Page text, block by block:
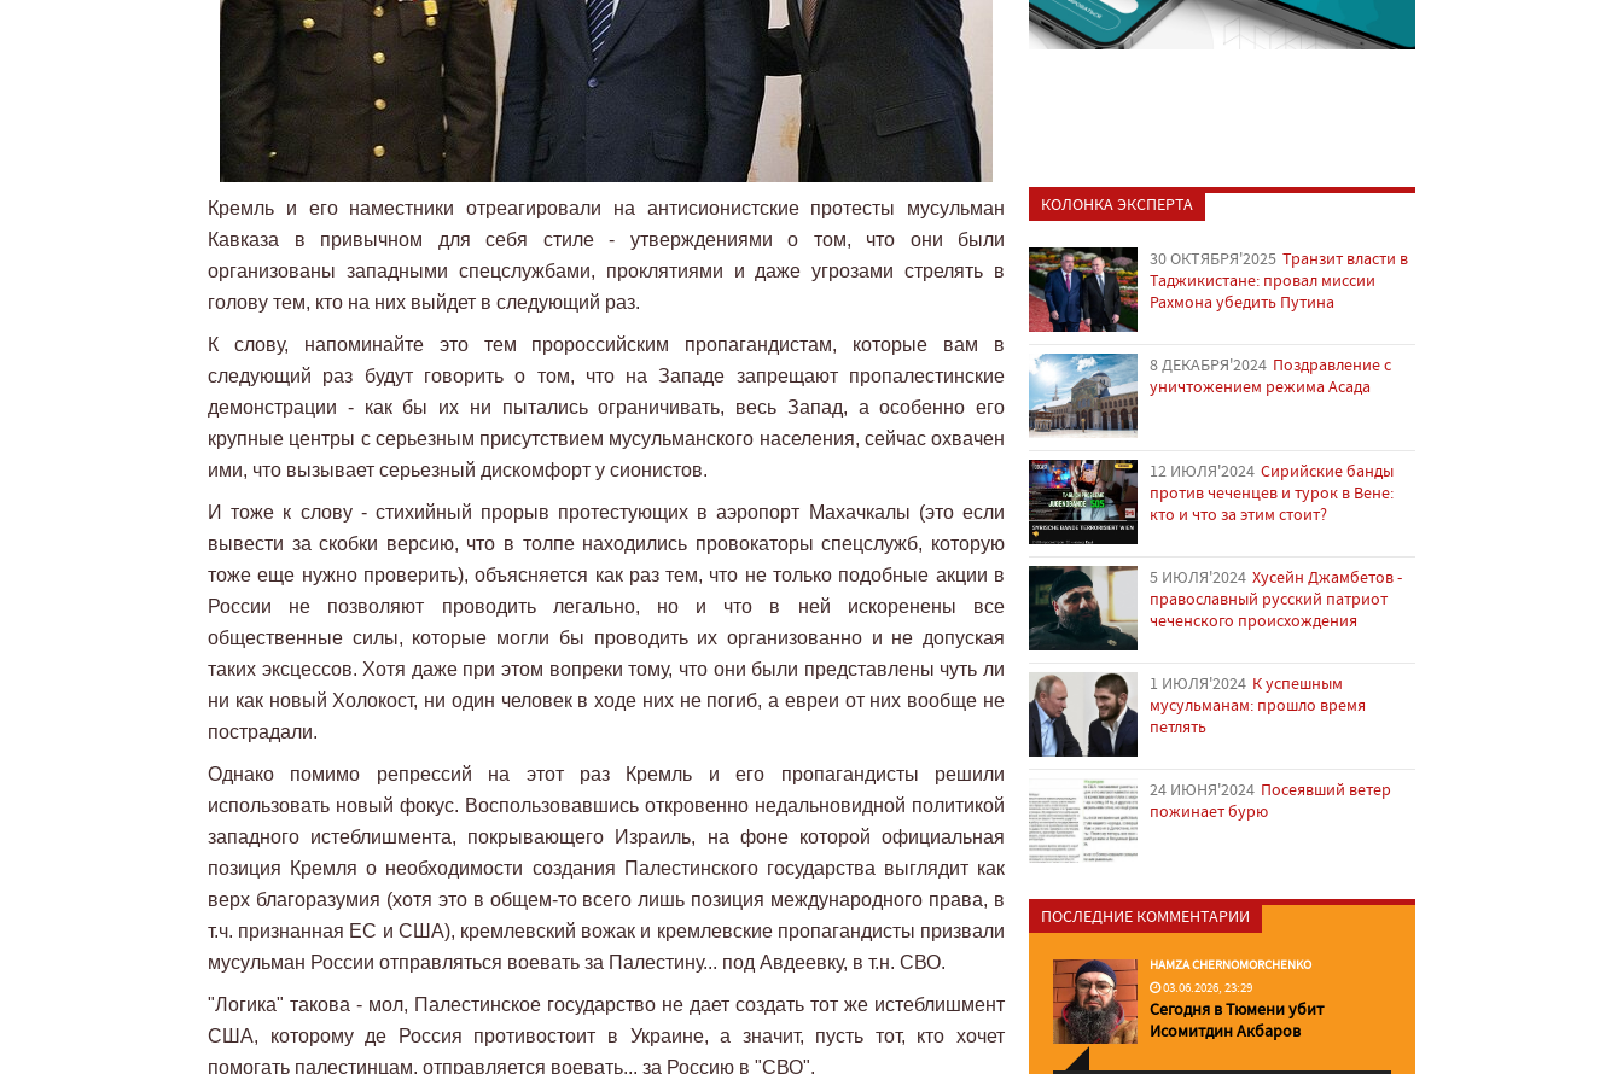
Кремль и его наместники отреагировали на антисионистские протесты мусульман
Кавказа в привычном для себя стиле - утверждениями о том, что они были
организованы западными спецслужбами, проклятиями и даже угрозами стрелять в
голову тем, кто на них выйдет в следующий раз.
К слову, напоминайте это тем пророссийским пропагандистам, которые вам в
следующий раз будут говорить о том, что на Западе запрещают пропалестинские
демонстрации - как бы их ни пытались ограничивать, весь Запад, а особенно его
крупные центры с серьезным присутствием мусульманского населения, сейчас охвачен
ими, что вызывает серьезный дискомфорт у сионистов.
И тоже к слову - стихийный прорыв протестующих в аэропорт Махачкалы (это если
вывести за скобки версию, что в толпе находились провокаторы спецслужб, которую
тоже еще нужно проверить), объясняется как раз тем, что не только подобные акции в
России не позволяют проводить легально, но и что в ней искоренены все
общественные силы, которые могли бы проводить их организованно и не допуская
таких эксцессов. Хотя даже при этом вопреки тому, что они были представлены чуть ли
ни как новый Холокост, ни один человек в ходе них не погиб, а евреи от них вообще не
пострадали.
Однако помимо репрессий на этот раз Кремль и его пропагандисты решили
использовать новый фокус. Воспользовавшись откровенно недальновидной политикой
западного истеблишмента, покрывающего Израиль, на фоне которой официальная
позиция Кремля о необходимости создания Палестинского государства выглядит как
верх благоразумия (хотя это в общем-то всего лишь позиция международного права, в
т.ч. признанная ЕС и США), кремлевский вожак и кремлевские пропагандисты призвали
мусульман России отправляться воевать за Палестину... под Авдеевку, в т.н. СВО.
"Логика" такова - мол, Палестинское государство не дает создать тот же истеблишмент
США, которому де Россия противостоит в Украине, а значит, пусть тот, кто хочет
помогать палестинцам, отправляется воевать... за Россию в "СВО".
КОЛОНКА ЭКСПЕРТА
30 ОКТЯБРЯ'2025 Транзит власти в
Таджикистане: провал миссии
Рахмона убедить Путина
8 ДЕКАБРЯ'2024 Поздравление с
уничтожением режима Асада
12 ИЮЛЯ'2024 Сирийские банды
против чеченцев и турок в Вене:
кто и что за этим стоит?
5 ИЮЛЯ'2024 Хусейн Джамбетов -
православный русский патриот
чеченского происхождения
1 ИЮЛЯ'2024 К успешным
мусульманам: прошло время
петлять
24 ИЮНЯ'2024 Посеявший ветер
пожинает бурю
ПОСЛЕДНИЕ КОММЕНТАРИИ
HAMZA CHERNOMORCHENKO
03.06.2026, 23:29
Сегодня в Тюмени убит
Исомитдин Акбаров